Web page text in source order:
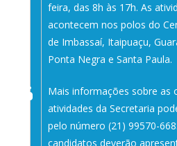
feira, das 8h às 17h. As
acontecem nos polos do
de Imbassaí, Itaipuaçu,
Ponta Negra e Santa Paula.
Mais informações sobre as
atividades da Secretaria
pelo número (21) 99570-
candidatos deverão